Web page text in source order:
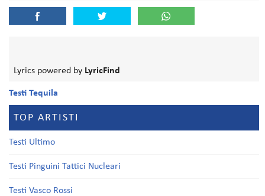
Lyrics powered by LyricFind
Testi Tequila
TOP ARTISTI
Testi Ultimo
Testi Pinguini Tattici Nucleari
Testi Vasco Rossi